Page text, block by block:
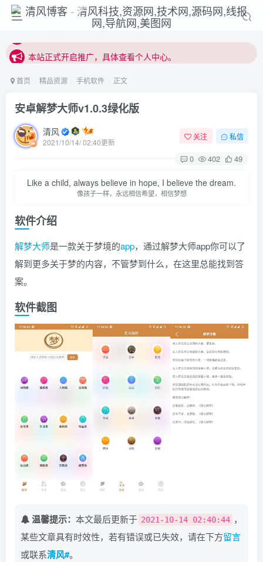
本站正式开启推广，具体查看个人中心。
站内下载链接有问题请私信站长 - 清风博客
本站正式开启推广，具体查看个人中心。
首页 精品资源 手机软件 正文
安卓解梦大师v1.0.3绿化版
清风
2021/10/14/ 02:40更新
关注 私信
0 402 49
Like a child, always believe in hope, I believe the dream.
像孩子一样，永远相信希望，相信梦想
软件介绍
解梦大师是一款关于梦境的app，通过解梦大师app你可以了
解到更多关于梦的内容，不管梦到什么，在这里总能找到答
案。
软件截图
温馨提示： 本文最后更新于 2021-10-14 02:40:44 ，
某些文章具有时效性，若有错误或已失效，请在下方留言
或联系清风#。